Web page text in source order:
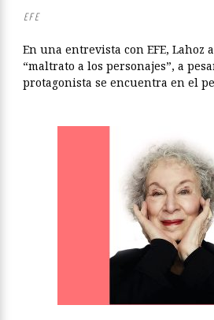
EFE
En una entrevista con EFE, Lahoz
“maltrato a los personajes”, a
protagonista se encuentra en el